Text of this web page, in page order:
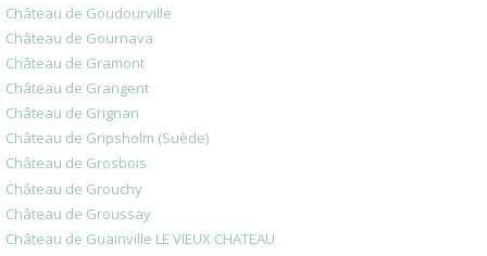
Château de Goudourville
Château de Gournava
Château de Gramont
Château de Grangent
Château de Grignan
Château de Gripsholm (Suède)
Château de Grosbois
Château de Grouchy
Château de Groussay
Château de Guainville LE VIEUX CHATEAU